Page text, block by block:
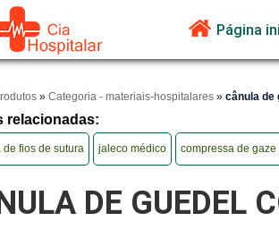
Página
» Categoria - materiais-hospitalares » cânula de
relacionadas:
de fios de sutura jaleco médico compressa de gaze
DE GUEDEL